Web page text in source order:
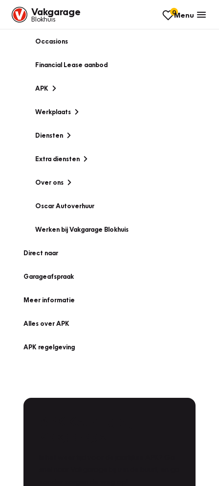
Vakgarage
Blokhuis
0Menu
Occasions
Financial Lease aanbod
APK
Werkplaats
Diensten
Extra diensten
Over ons
Oscar Autoverhuur
Werken bij Vakgarage Blokhuis
Direct naar
Garageafspraak
Meer informatie
Alles over APK
APK regelgeving